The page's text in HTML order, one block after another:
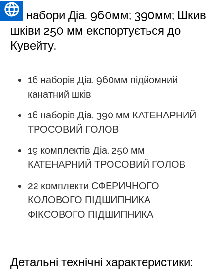
73 набори Діа. 960мм; 390мм; Шкив
шківи 250 мм експортується до
Кувейту.
16 наборів Діа. 960мм підйомний
канатний шків
16 наборів Діа. 390 мм КАТЕНАРНИЙ
ТРОСОВИЙ ГОЛОВ
19 комплектів Діа. 250 мм
КАТЕНАРНИЙ ТРОСОВИЙ ГОЛОВ
22 комплекти СФЕРИЧНОГО
КОЛОВОГО ПІДШИПНИКА
ФІКСОВОГО ПІДШИПНИКА
Детальні технічні характеристики:
Українська